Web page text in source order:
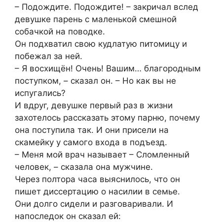
– Подождите. Подождите! – закричал вслед
девушке парень с маленькой смешной
собачкой на поводке.
Он подхватил свою кудлатую питомицу и
побежал за ней.
– Я восхищён! Очень! Вашим… благородным
поступком, – сказал он. – Но как вы не
испугались?
И вдруг, девушке первый раз в жизни
захотелось рассказать этому парню, почему
она поступила так. И они присели на
скамейку у самого входа в подъезд.
– Меня мой врач называет – Сломленный
человек, – сказала она мужчине.
Через полтора часа выяснилось, что он
пишет диссертацию о насилии в семье.
Они долго сидели и разговаривали. И
напоследок он сказал ей: